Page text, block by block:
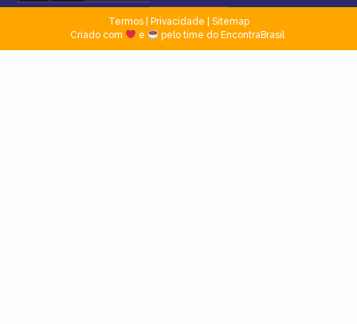
Termos| Privacidade
Sitemap
Criado com
e pelo time do EncontraBrasil